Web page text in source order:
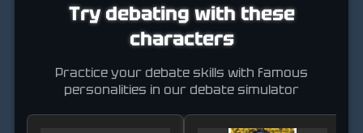
Try debating with these
characters
Practice your debate skills with famous
personalities in our debate simulator